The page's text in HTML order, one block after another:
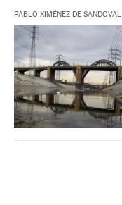
PABLO XIMÉNEZ DE SANDOVAL